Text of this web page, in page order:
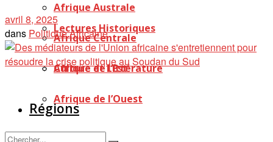
Afrique Australe
Afrique Centrale
Afrique de l’Est
Afrique de l’Ouest
Lectures Historiques
Culture et Littérature
Régions
avril 8, 2025
dans Politique Africaine